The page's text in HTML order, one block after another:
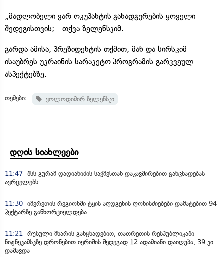
„მადლობელი ვარ ოკუპანტის განადგურების ყოველი
შედეგისთვის; - თქვა ზელენსკიმ.
გარდა ამისა, პრეზიდენტის თქმით, მან და სირსკიმ
ისაუბრეს უკრაინის სარაკეტო პროგრამის გარკვეულ
ასპექტებზე.
თემები: ვოლოდიმირ ზელენსკი
დღის სიახლეები
11:47 შსს გურამ დადიანიძის საქმესთან დაკავშირებით განცხადებას
ავრცელებს
11:30 იმერეთის რეგიონში ტყის აღდგენის ღონისძიებები დამატებით 94
ჰექტარზე განხორციელდება
11:21
რუსული მხარის განცხადებით, თათრეთის რესპუბლიკაში
ნიჟნეკამსკზე დრონებით იერიშის შედეგად 12 ადამიანი დაიღუპა, 39 კი
დაშავდა